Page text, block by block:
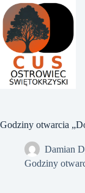
Przejdź
do
treści
Godziny otwarcia
Damian
Godziny